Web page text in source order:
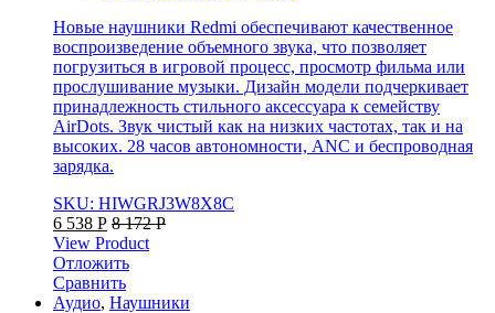
Новые наушники Redmi обеспечивают качественное
воспроизведение объемного звука, что позволяет
погрузиться в игровой процесс, просмотр фильма или
прослушивание музыки. Дизайн модели подчеркивает
принадлежность стильного аксессуара к семейству
AirDots. Звук чистый как на низких частотах, так и на
высоких. 28 часов автономности, ANC и беспроводная
зарядка.
SKU: HIWGRJ3W8X8C
6 538 Р 8 172Р
View Product
Отложить
Сравнить
Аудио, Наушники